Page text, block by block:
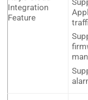
Integration
Feature